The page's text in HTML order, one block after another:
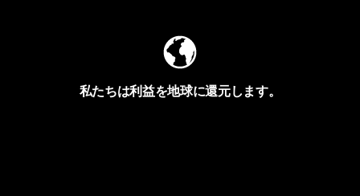
私たちは利益を地球に還元します。